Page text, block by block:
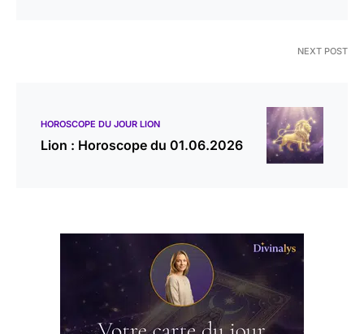
NEXT POST
HOROSCOPE DU JOUR LION
Lion : Horoscope du 01.06.2026